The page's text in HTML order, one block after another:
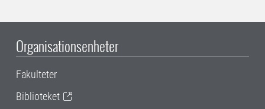
Organisationsenheter
Fakulteter
Biblioteket